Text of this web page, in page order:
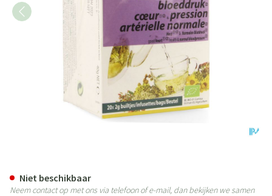
Niet beschikbaar
Neem contact op met ons via telefoon of e-mail, dan bekijken we samen